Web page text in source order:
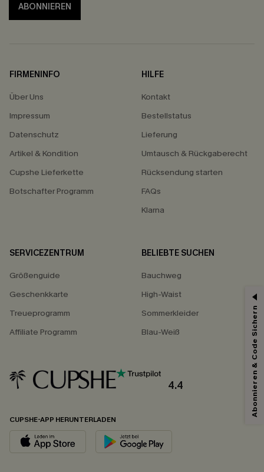
ABONNIEREN
FIRMENINFO
Über Uns
Impressum
Datenschutz
Artikel & Kondition
Cupshe Lieferkette
Botschafter Programm
HILFE
Kontakt
Bestellstatus
Lieferung
Umtausch & Rückgaberecht
Rücksendung starten
FAQs
Klarna
SERVICEZENTRUM
Größenguide
Geschenkkarte
Treueprogramm
Affiliate Programm
BELIEBTE SUCHEN
Bauchweg
High-Waist
Sommerkleider
Blau-Weiß
4.4
CUPSHE-APP HERUNTERLADEN
Abonnieren & Code Sichern